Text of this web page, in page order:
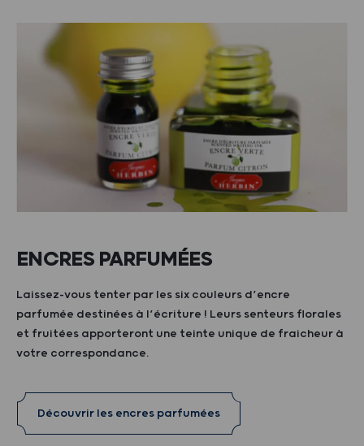
ENCRES PARFUMÉES
Laissez-vous tenter par les six couleurs d’encre
parfumée destinées à l’écriture ! Leurs senteurs florales
et fruitées apporteront une teinte unique de fraicheur à
votre correspondance.
Découvrir les encres parfumées